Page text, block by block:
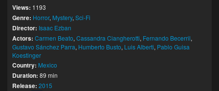
Views: 1193
Genre: Horror, Mystery,Sci-Fi
Director: Isaac Ezban
Actors: Carmen Beato,Cassandra Ciangherotti, Fernando Becerril,
Gustavo Sánchez Parra, Humberto Busto, Luis Alberti, Pablo Guisa
Koestinger
Country: Mexico
Duration: 89 min
Release: 2015